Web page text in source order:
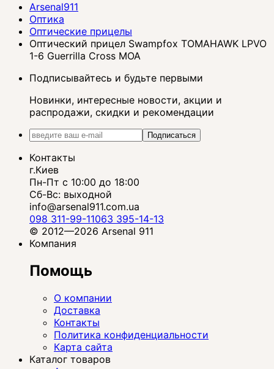
Arsenal911
Оптика
Оптические прицелы
Оптический прицел Swampfox TOMAHAWK LPVO
1-6 Guerrilla Cross MOA
Подписывайтесь и будьте первыми
Новинки, интересные новости, акции и
распродажи, скидки и рекомендации
Подписаться
Контакты
г.Киев
Пн-Пт с 10:00 до 18:00
Сб-Вс: выходной
info@arsenal911.com.ua
098 311-99-11063 395-14-13
© 2012—2026 Arsenal 911
Компания
Помощь
О компании
Доставка
Контакты
Политика конфиденциальности
Карта сайта
Каталог товаров